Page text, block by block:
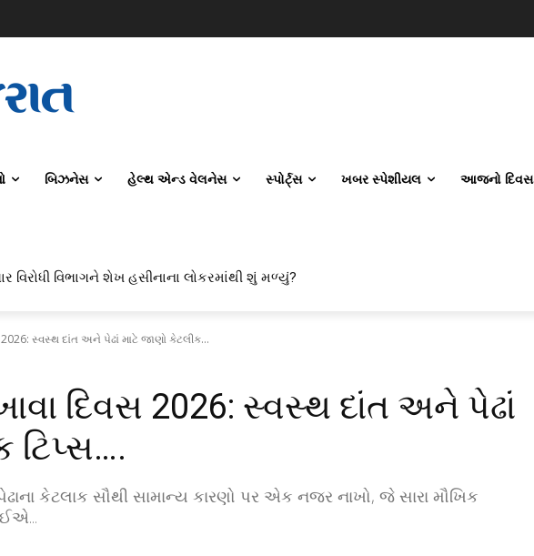
બિઝનેસ હેલ્થ એન્ડ વેલનેસ સ્પોર્ટ્સ ખબર સ્પેશીયલ આજનો દિવસ
અને AI કરતાં સિવિલ એન્જિનિયરિંગ કેમ પસંદ કરી રહ્યા છે? IITનો ટ્રેન્ડ બદલાઈ ગયો છે
વિરોધી વિભાગને શેખ હસીનાના લોકરમાંથી શું મળ્યું?
2026: સ્વસ્થ દાંત અને પેઢાં માટે જાણો કેટલીક...
દિવસ 2026: સ્વસ્થ દાંત અને પેઢાં
ટિપ્સ….
કેટલાક સૌથી સામાન્ય કારણો પર એક નજર નાખો, જે સારા મૌખિક